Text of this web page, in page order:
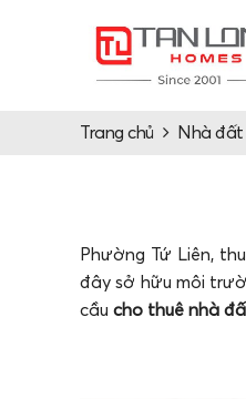
Trang chủ Nhà đất
Phường Tứ Liên,
đây sở hữu môi
cầu cho thuê nhà
Thông tin chi